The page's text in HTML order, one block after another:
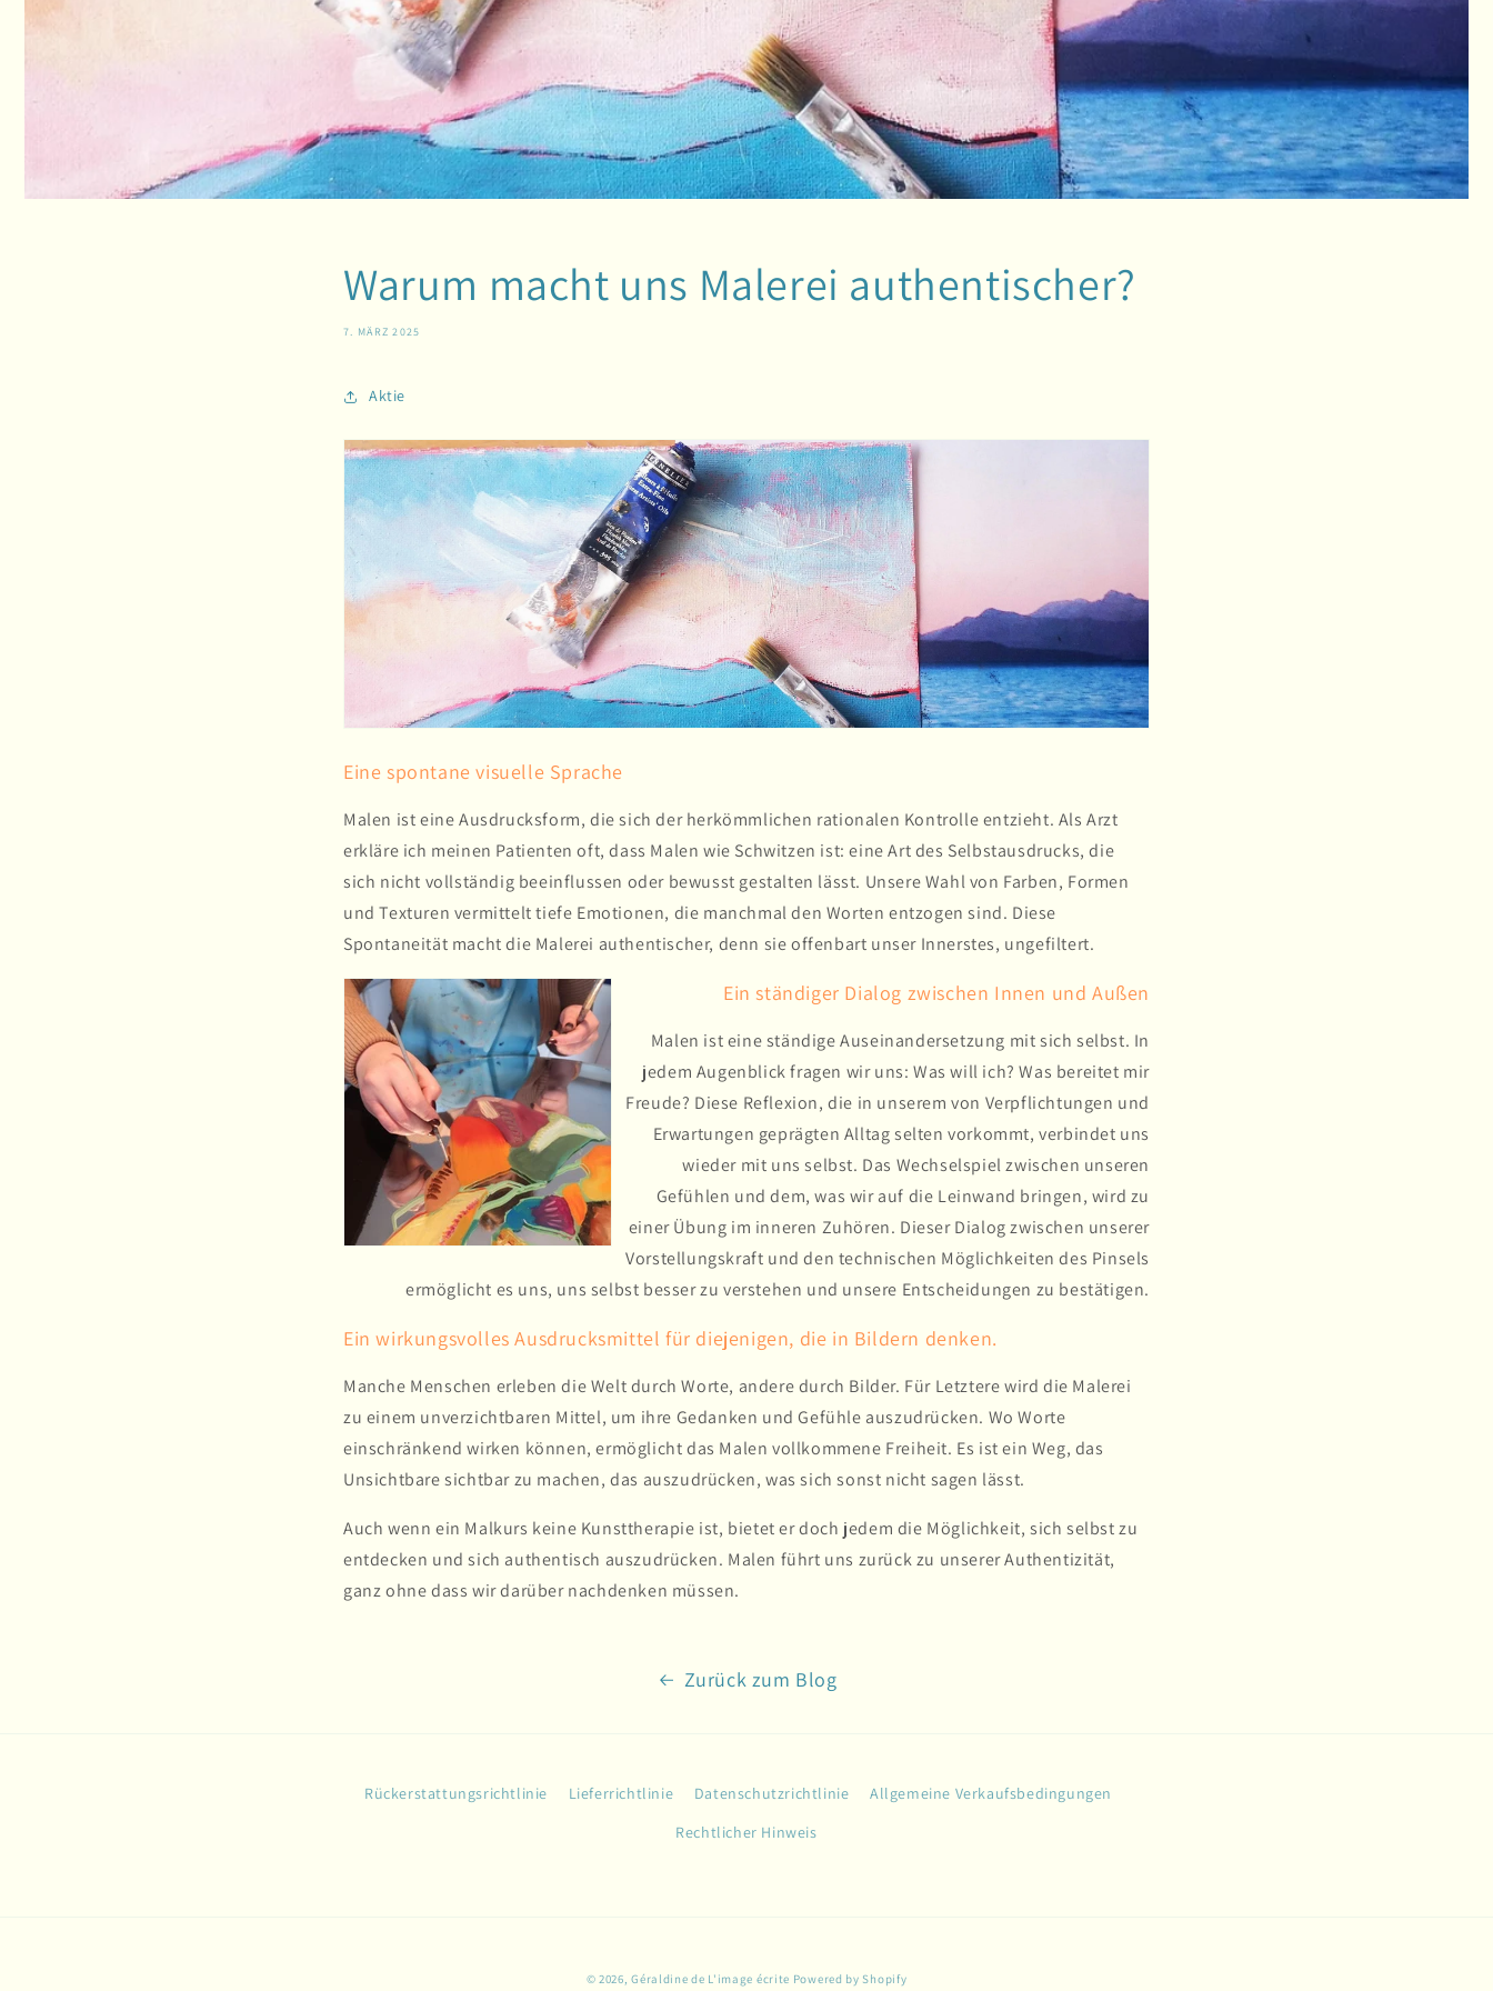
Warum macht uns Malerei authentischer?
7. MÄRZ 2025
Aktie
Eine spontane visuelle Sprache
Malen ist eine Ausdrucksform, die sich der herkömmlichen rationalen Kontrolle entzieht. Als Arzt
erkläre ich meinen Patienten oft, dass Malen wie Schwitzen ist: eine Art des Selbstausdrucks, die
sich nicht vollständig beeinflussen oder bewusst gestalten lässt. Unsere Wahl von Farben, Formen
und Texturen vermittelt tiefe Emotionen, die manchmal den Worten entzogen sind. Diese
Spontaneität macht die Malerei authentischer, denn sie offenbart unser Innerstes, ungefiltert.
Ein ständiger Dialog zwischen Innen und Außen
Malen ist eine ständige Auseinandersetzung mit sich selbst. In
jedem Augenblick fragen wir uns: Was will ich? Was bereitet mir
Freude? Diese Reflexion, die in unserem von Verpflichtungen und
Erwartungen geprägten Alltag selten vorkommt, verbindet uns
wieder mit uns selbst. Das Wechselspiel zwischen unseren
Gefühlen und dem, was wir auf die Leinwand bringen, wird zu
einer Übung im inneren Zuhören. Dieser Dialog zwischen unserer
Vorstellungskraft und den technischen Möglichkeiten des Pinsels
ermöglicht es uns, uns selbst besser zu verstehen und unsere Entscheidungen zu bestätigen.
Ein wirkungsvolles Ausdrucksmittel für diejenigen, die in Bildern denken.
Manche Menschen erleben die Welt durch Worte, andere durch Bilder. Für Letztere wird die Malerei
zu einem unverzichtbaren Mittel, um ihre Gedanken und Gefühle auszudrücken. Wo Worte
einschränkend wirken können, ermöglicht das Malen vollkommene Freiheit. Es ist ein Weg, das
Unsichtbare sichtbar zu machen, das auszudrücken, was sich sonst nicht sagen lässt.
Auch wenn ein Malkurs keine Kunsttherapie ist, bietet er doch jedem die Möglichkeit, sich selbst zu
entdecken und sich authentisch auszudrücken. Malen führt uns zurück zu unserer Authentizität,
ganz ohne dass wir darüber nachdenken müssen.
Zurück zum Blog
Rückerstattungsrichtlinie Lieferrichtlinie Datenschutzrichtlinie
Allgemeine Verkaufsbedingungen
Rechtlicher Hinweis
© 2026,Géraldine de L'image écrite Powered by Shopify